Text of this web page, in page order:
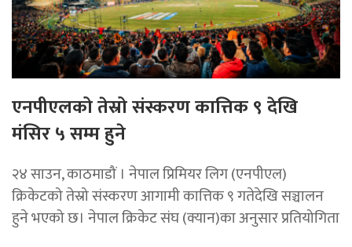
एनपीएलको तेस्रो संस्करण कात्तिक ९ देखि
मंसिर ५ सम्म हुने
२४ साउन, काठमाडौं । नेपाल प्रिमियर लिग (एनपीएल)
क्रिकेटको तेस्रो संस्करण आगामी कात्तिक ९ गतेदेखि सञ्चालन
हुने भएको छ। नेपाल क्रिकेट संघ (क्यान)का अनुसार प्रतियोगिता